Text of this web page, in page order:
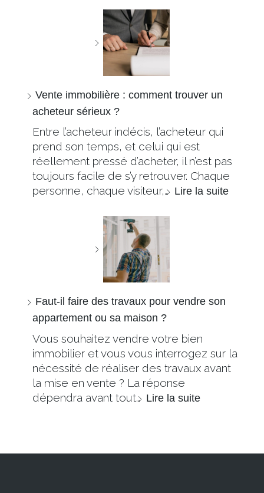
Vente immobilière : comment trouver un
acheteur sérieux ?
Entre l’acheteur indécis, l’acheteur qui
prend son temps, et celui qui est
réellement pressé d’acheter, il n’est pas
toujours facile de s’y retrouver. Chaque
personne, chaque visiteur,… Lire la suite
Faut-il faire des travaux pour vendre son
appartement ou sa maison ?
Vous souhaitez vendre votre bien
immobilier et vous vous interrogez sur la
nécessité de réaliser des travaux avant
la mise en vente ? La réponse
dépendra avant tout… Lire la suite